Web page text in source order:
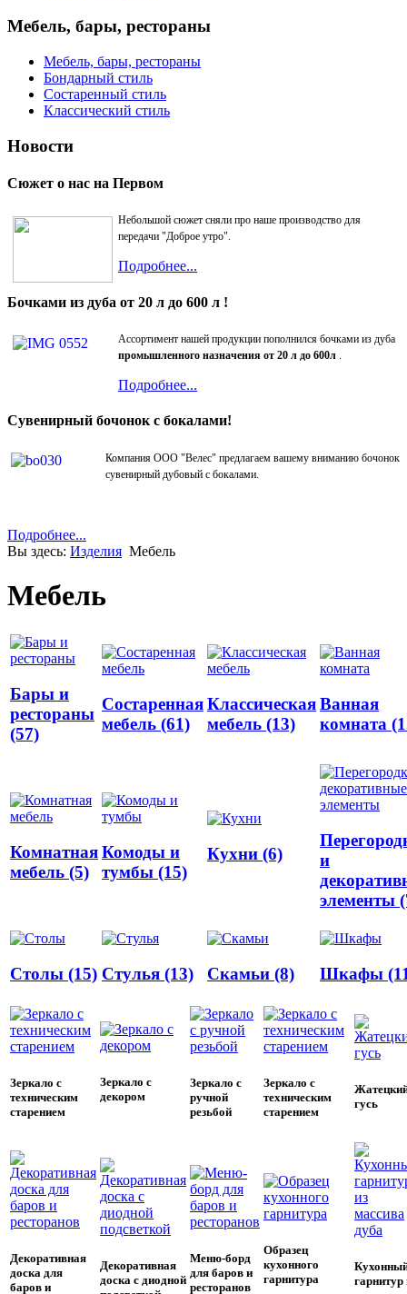
Мебель, бары, рестораны
Мебель, бары, рестораны
Бондарный стиль
Состаренный стиль
Классический стиль
Новости
Сюжет о нас на Первом
Небольшой сюжет сняли про наше производство для
передачи "Доброе утро".
Подробнее...
Бочками из дуба от 20 л до 600 л !
Ассортимент нашей продукции пополнился бочками из дуба
промышленного назначения от 20 л до 600л .
Подробнее...
Сувенирный бочонок с бокалами!
Компания ООО "Велес" предлагаем вашему вниманию бочонок
сувенирный дубовый с бокалами.
Подробнее...
Вы здесь: Изделия Мебель
Мебель
Бары и
рестораны
(57)
Состаренная
мебель (61)
Классическая
мебель (13)
Ванная
комната
Комнатная
мебель (5)
Комоды и
тумбы (15)
Кухни (6)
и
элементы
Столы (15) Стулья (13) Скамьи (8) Шкафы
Зеркало с
техническим
старением
Зеркало с
декором
Зеркало с
ручной
резьбой
Зеркало с
техническим
старением
гусь
Декоративная
доска для
баров и
Декоративная
доска с диодной
Меню-борд
для баров и
ресторанов
Образец
кухонного
гарнитура
гарнитур